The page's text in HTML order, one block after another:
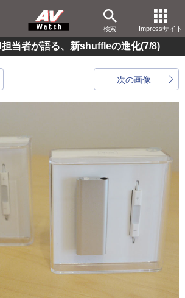
検索 Impressサイト
当者が語る、新shuffleの進化(7/8)
次の画像